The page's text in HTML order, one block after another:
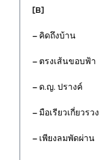
[B]
– คิดถึงบ้าน
– ตรงเส้นขอบฟ้า
– ด.ญ. ปรางค์
– มือเรียวเกี่ยวรวง
– เพียงลมพัดผ่าน